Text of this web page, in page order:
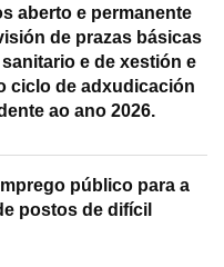
aberto e permanente
de prazas básicas
e de xestión e
ciclo de adxudicación
ao ano 2026.
público para a
postos de difícil